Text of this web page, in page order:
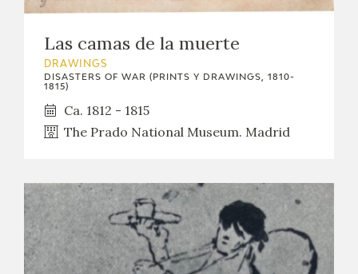
Las camas de la muerte
DRAWINGS
DISASTERS OF WAR (PRINTS Y DRAWINGS, 1810-
1815)
Ca. 1812 - 1815
The Prado National Museum. Madrid